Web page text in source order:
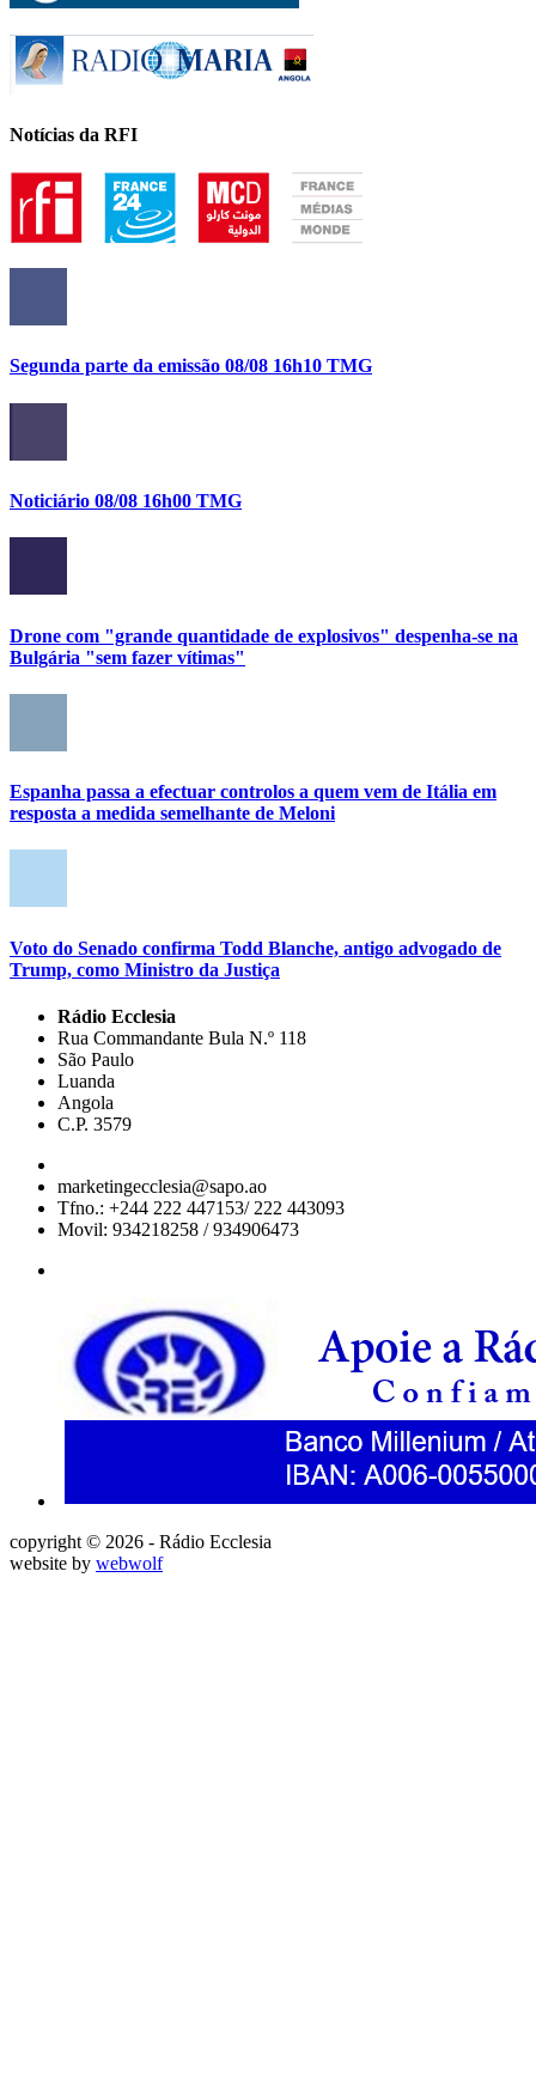
Notícias da RFI
Segunda parte da emissão 08/08 16h10 TMG
Noticiário 08/08 16h00 TMG
Drone com "grande quantidade de explosivos" despenha-se na
Bulgária "sem fazer vítimas"
Espanha passa a efectuar controlos a quem vem de Itália em
resposta a medida semelhante de Meloni
Voto do Senado confirma Todd Blanche, antigo advogado de
Trump, como Ministro da Justiça
Rádio Ecclesia
Rua Commandante Bula N.º 118
São Paulo
Luanda
Angola
C.P. 3579
marketingecclesia@sapo.ao
Tfno.: +244 222 447153/ 222 443093
Movil: 934218258 / 934906473
copyright © 2026 - Rádio Ecclesia
website by webwolf